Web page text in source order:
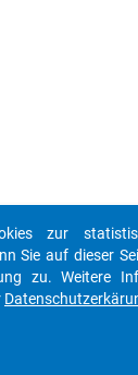
zur
Sie auf dieser
zu. Weitere